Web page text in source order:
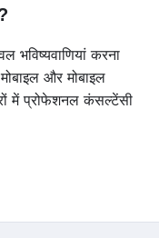
करना
और मोबाइल
में प्रोफेशनल कंसल्टेंसी